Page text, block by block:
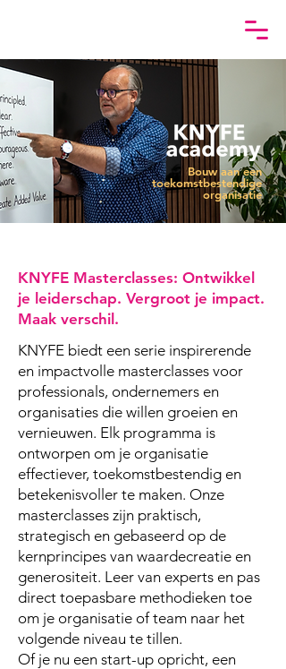
​Bouw aan een
toekomstbestendige
organisatie
KNYFE Masterclasses: Ontwikkel
je leiderschap. Vergroot je impact.
Maak verschil.
KNYFE biedt een serie inspirerende
en impactvolle masterclasses voor
professionals, ondernemers en
organisaties die willen groeien en
vernieuwen. Elk programma is
ontworpen om je organisatie
effectiever, toekomstbestendig en
betekenisvoller te maken. Onze
masterclasses zijn praktisch,
strategisch en gebaseerd op de
kernprincipes van waardecreatie en
generositeit. Leer van experts en pas
direct toepasbare methodieken toe
om je organisatie of team naar het
volgende niveau te tillen.
Of je nu een start-up opricht, een